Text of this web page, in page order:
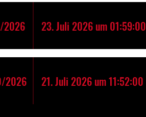
2026 23. Juli 2026 um 01:59:00
2026 21. Juli 2026 um 11:52:00